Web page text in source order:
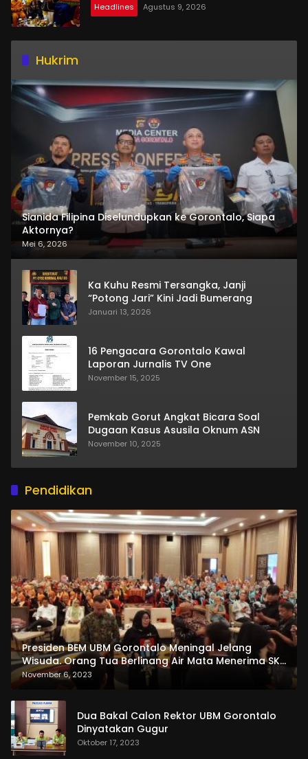
Headlines Agustus 9, 2026
Hukrim
Sianida Filipina Diselundupkan ke Gorontalo, Siapa
Aktornya?
Mei 6, 2026
Ka Kuhu Resmi Tersangka, Janji
“Potong Jari” Kini Jadi Bumerang
Januari 13, 2026
16 Pengacara Gorontalo Kawal
Laporan Jurnalis TV One
November 15, 2025
Pemkab Gorut Angkat Bicara Soal
Dugaan Kasus Asusila Oknum ASN
November 10, 2025
Pendidikan
Presiden BEM UBM Gorontalo Meningal Jelang
Wisuda. Orang Tua Berlinang Air Mata Menerima SKL
dan Pemasangan Salempang
November 6, 2023
Dua Bakal Calon Rektor UBM Gorontalo
Dinyatakan Gugur
Oktober 17, 2023